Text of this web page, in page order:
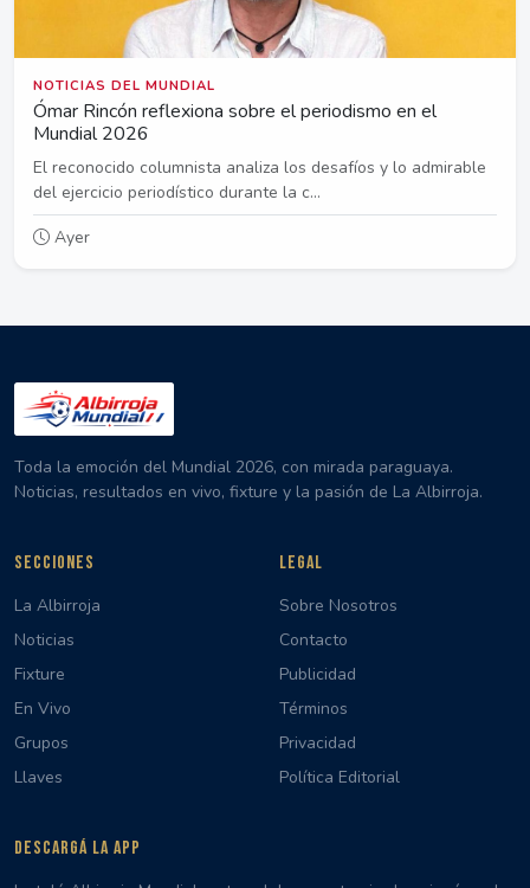
NOTICIAS DEL MUNDIAL
Ómar Rincón reflexiona sobre el periodismo en el
Mundial 2026
El reconocido columnista analiza los desafíos y lo admirable
del ejercicio periodístico durante la c...
Ayer
Toda la emoción del Mundial 2026, con mirada paraguaya.
Noticias, resultados en vivo, fixture y la pasión de La Albirroja.
SECCIONES
La Albirroja
Noticias
Fixture
En Vivo
Grupos
Llaves
LEGAL
Sobre Nosotros
Contacto
Publicidad
Términos
Privacidad
Política Editorial
DESCARGÁ LA APP